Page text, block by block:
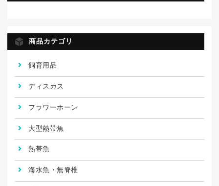
商品カテゴリ
飼育用品
ディスカス
フラワーホーン
大型熱帯魚
熱帯魚
海水魚・無脊椎